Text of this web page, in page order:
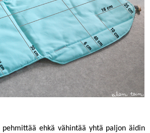
pehmittää ehkä vähintää yhtä paljon äidin